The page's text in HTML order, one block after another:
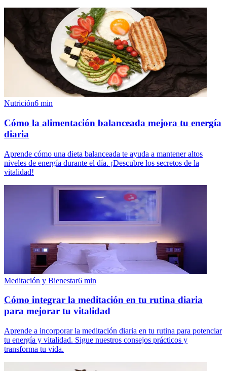
Nutrición6 min
Cómo la alimentación balanceada mejora tu energía
diaria
Aprende cómo una dieta balanceada te ayuda a mantener altos
niveles de energía durante el día. ¡Descubre los secretos de la
vitalidad!
Meditación y Bienestar6 min
Cómo integrar la meditación en tu rutina diaria
para mejorar tu vitalidad
Aprende a incorporar la meditación diaria en tu rutina para potenciar
tu energía y vitalidad. Sigue nuestros consejos prácticos y
transforma tu vida.